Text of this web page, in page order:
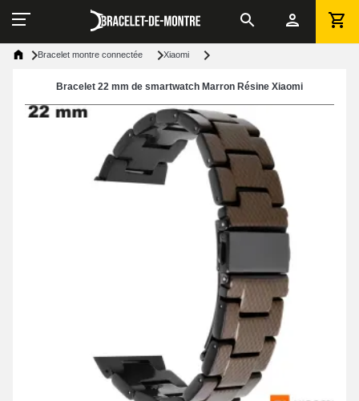
Bracelet montre connectée Xiaomi
Bracelet 22 mm de smartwatch Marron Résine Xiaomi